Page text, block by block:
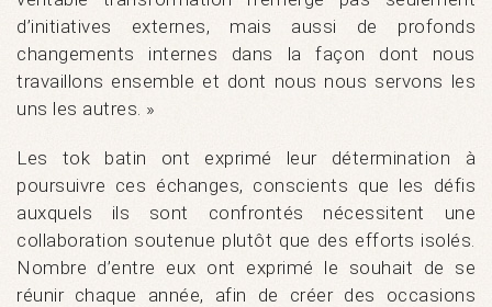
d’initiatives externes, mais aussi de profonds
changements internes dans la façon dont nous
travaillons ensemble et dont nous nous servons les
uns les autres. »
Les tok batin ont exprimé leur détermination à
poursuivre ces échanges, conscients que les défis
auxquels ils sont confrontés nécessitent une
collaboration soutenue plutôt que des efforts isolés.
Nombre d’entre eux ont exprimé le souhait de se
réunir chaque année, afin de créer des occasions